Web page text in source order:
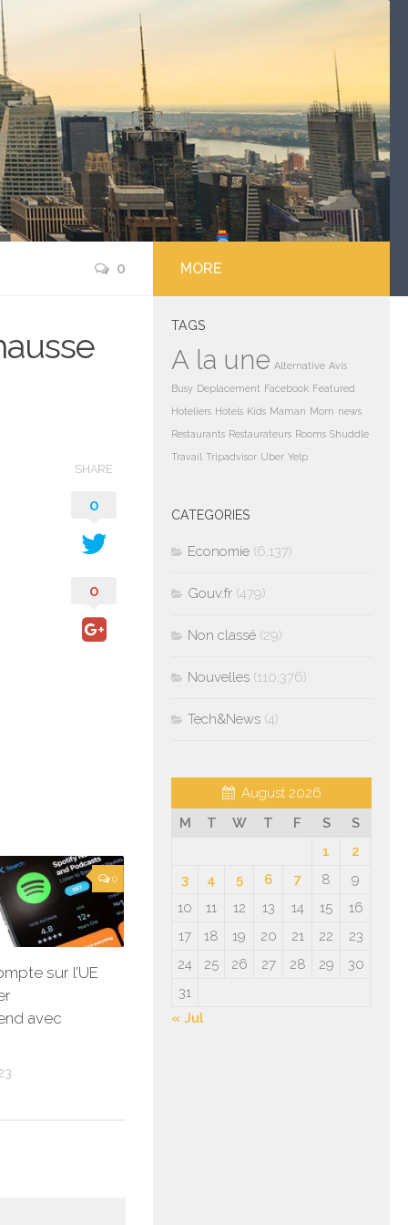
0
SHARE
0
0
0
sur l’UE
avec
MORE
TAGS
A la une Alternative Avis
Busy Deplacement Facebook Featured
Hoteliers Hotels Kids Maman Mom news
Restaurants Restaurateurs Rooms Shuddle
Travail Tripadvisor Uber Yelp
CATEGORIES
Economie (6,137)
Gouv.fr (479)
Non classé (29)
Nouvelles (110,376)
Tech&News (4)
August 2026
M
T W T F S
S
1
2
3
4 5 6 7 8
9
10
11 12 13 14 15
16
17
18 19 20 21 22
23
24
25 26 27 28 29
30
31
« Jul